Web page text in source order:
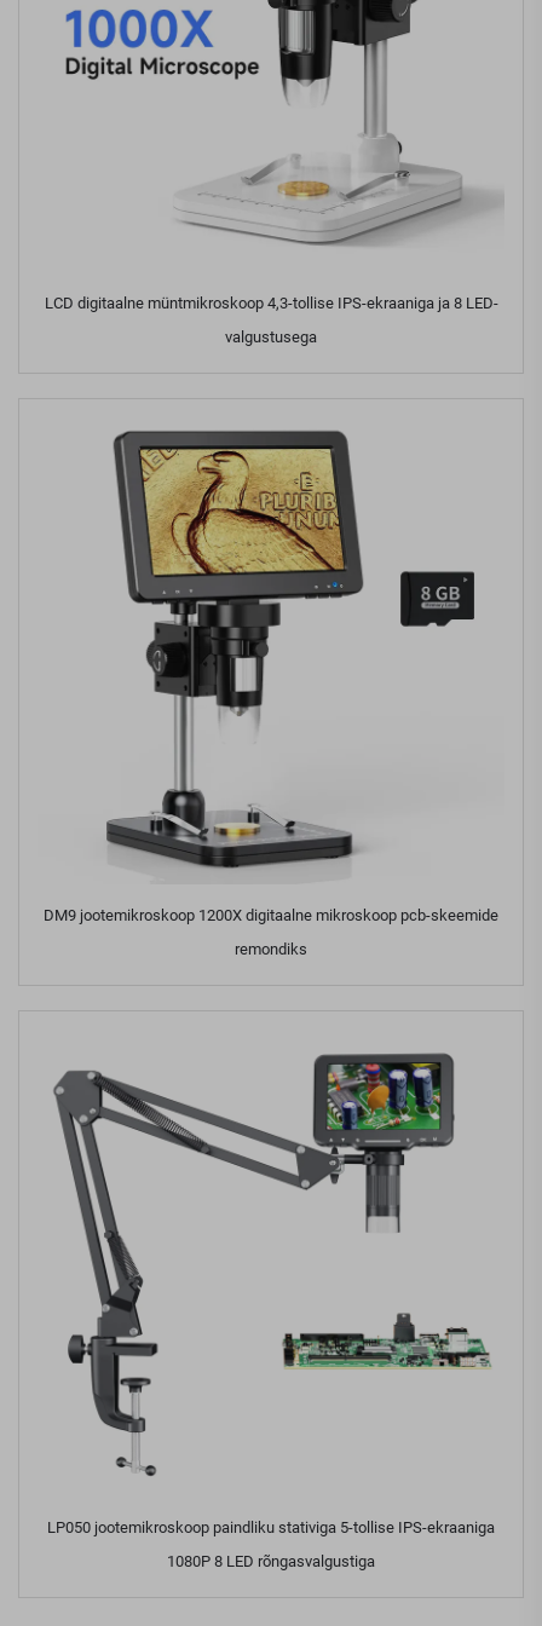
LCD digitaalne müntmikroskoop 4,3-tollise IPS-ekraaniga ja 8 LED-
valgustusega
DM9 jootemikroskoop 1200X digitaalne mikroskoop pcb-skeemide
remondiks
LP050 jootemikroskoop paindliku stativiga 5-tollise IPS-ekraaniga
1080P 8 LED rõngasvalgustiga